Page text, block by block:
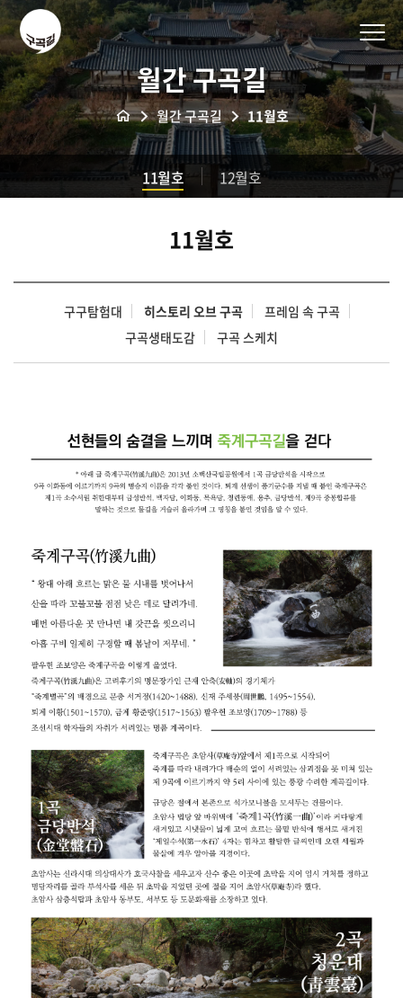
월간 구곡길
월간 구곡길 11월호
11월호 12월호
11월호
구구탐험대 히스토리 오브 구곡
프레임 속 구곡
구곡생태도감
구곡 스케치